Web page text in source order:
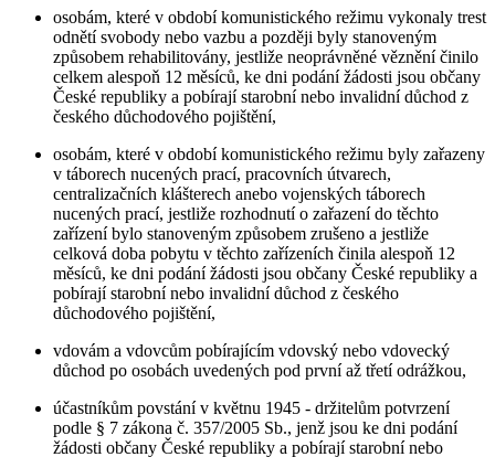
osobám, které v období komunistického režimu vykonaly trest
odnětí svobody nebo vazbu a později byly stanoveným
způsobem rehabilitovány, jestliže neoprávněné věznění činilo
celkem alespoň 12 měsíců, ke dni podání žádosti jsou občany
České republiky a pobírají starobní nebo invalidní důchod z
českého důchodového pojištění,
osobám, které v období komunistického režimu byly zařazeny
v táborech nucených prací, pracovních útvarech,
centralizačních klášterech anebo vojenských táborech
nucených prací, jestliže rozhodnutí o zařazení do těchto
zařízení bylo stanoveným způsobem zrušeno a jestliže
celková doba pobytu v těchto zařízeních činila alespoň 12
měsíců, ke dni podání žádosti jsou občany České republiky a
pobírají starobní nebo invalidní důchod z českého
důchodového pojištění,
vdovám a vdovcům pobírajícím vdovský nebo vdovecký
důchod po osobách uvedených pod první až třetí odrážkou,
účastníkům povstání v květnu 1945 - držitelům potvrzení
podle § 7 zákona č. 357/2005 Sb., jenž jsou ke dni podání
žádosti občany České republiky a pobírají starobní nebo